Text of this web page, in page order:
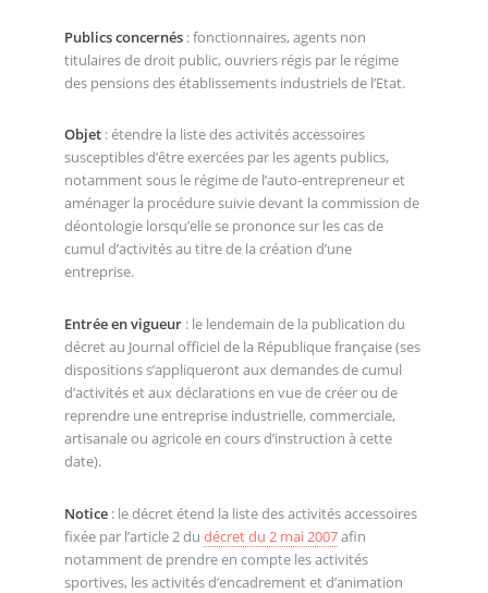
Publics concernés: fonctionnaires, agents non
titulaires de droit public, ouvriers régis par le régime
des pensions des établissements industriels de l’Etat.
Objet: étendre la liste des activités accessoires
susceptibles d’être exercées par les agents publics,
notamment sous le régime de l’auto-entrepreneur et
aménager la procédure suivie devant la commission de
déontologie lorsqu’elle se prononce sur les cas de
cumul d’activités au titre de la création d’une
entreprise.
Entrée en vigueur: le lendemain de la publication du
décret au Journal officiel de la République française (ses
dispositions s’appliqueront aux demandes de cumul
d’activités et aux déclarations en vue de créer ou de
reprendre une entreprise industrielle, commerciale,
artisanale ou agricole en cours d’instruction à cette
date).
Notice: le décret étend la liste des activités accessoires
fixée par l’article 2 du décret du 2 mai 2007afin
notamment de prendre en compte les activités
sportives, les activités d’encadrement et d’animation